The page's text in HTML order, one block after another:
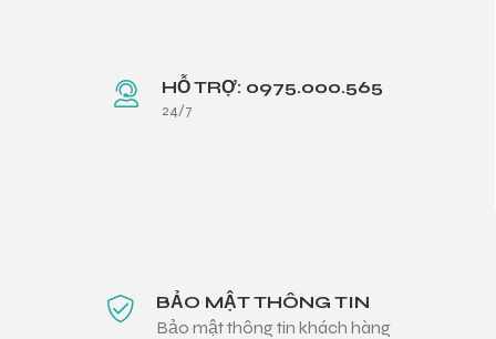
HỖ TRỢ: 0975.000.565
24/7
BẢO MẬT THÔNG TIN
Bảo mật thông tin khách hàng